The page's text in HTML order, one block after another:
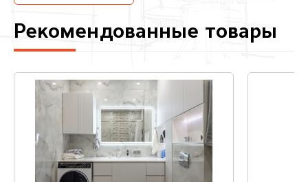
Рекомендованные товары